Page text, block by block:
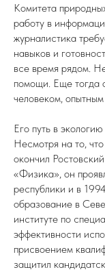
Комитета
работу в
журналистика
навыков и
все время рядом.
помощи. Еще тогда
человеком,
Его путь в
Несмотря на то,
окончил
«Физика», он
республики и в
образование в
институте по
эффективности
присвоением
защитил